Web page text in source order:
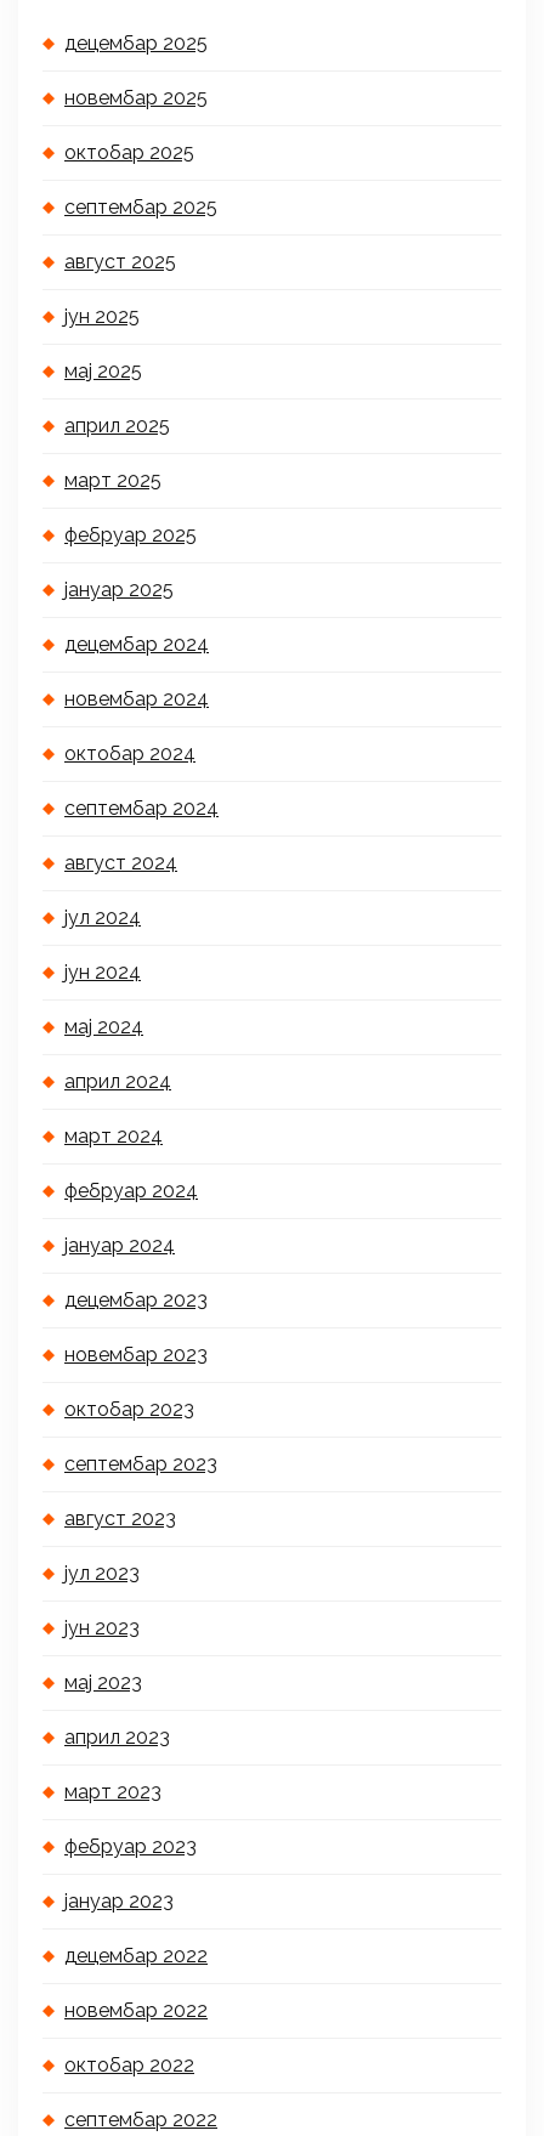
децембар 2025
новембар 2025
октобар 2025
септембар 2025
август 2025
јун 2025
мај 2025
април 2025
март 2025
фебруар 2025
јануар 2025
децембар 2024
новембар 2024
октобар 2024
септембар 2024
август 2024
јул 2024
јун 2024
мај 2024
април 2024
март 2024
фебруар 2024
јануар 2024
децембар 2023
новембар 2023
октобар 2023
септембар 2023
август 2023
јул 2023
јун 2023
мај 2023
април 2023
март 2023
фебруар 2023
јануар 2023
децембар 2022
новембар 2022
октобар 2022
септембар 2022